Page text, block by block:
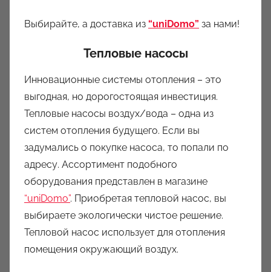
Выбирайте, а доставка из “uniDomo” за нами!
Тепловые насосы
Инновационные системы отопления – это
выгодная, но дорогостоящая инвестиция.
Тепловые насосы воздух/вода – одна из
систем отопления будущего. Если вы
задумались о покупке насоса, то попали по
адресу. Ассортимент подобного
оборудования представлен в магазине
“uniDomo”. Приобретая тепловой насос, вы
выбираете экологически чистое решение.
Тепловой насос использует для отопления
помещения окружающий воздух.